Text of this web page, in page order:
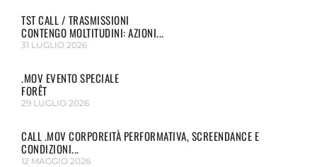
TST CALL / TRASMISSIONI
CONTENGO MOLTITUDINI: AZIONI...
31 LUGLIO 2026
.MOV EVENTO SPECIALE
FORÊT
29 LUGLIO 2026
CALL .MOV CORPOREITÀ PERFORMATIVA, SCREENDANCE E
CONDIZIONI...
12 MAGGIO 2026